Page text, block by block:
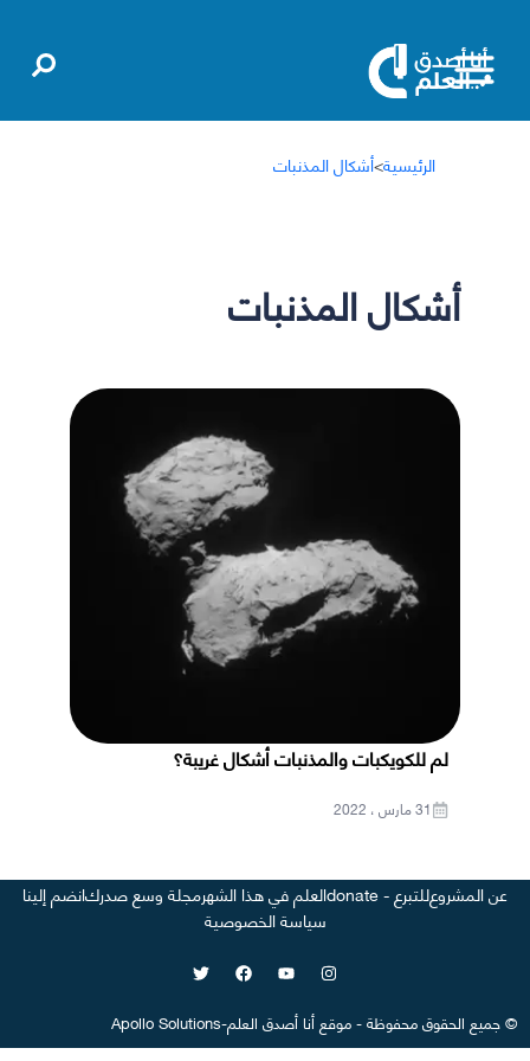
الرئيسية>أشكال المذنبات
أشكال المذنبات
لم للكويكبات والمذنبات أشكال غريبة؟
31 مارس ، 2022
عن المشروعللتبرع - donate العلم في هذا الشهرمجلة وسع صدركانضم إلينا
سياسة الخصوصية
©جميع الحقوق محفوظة-موقع أنا أصدق العلم-
Apollo Solutions